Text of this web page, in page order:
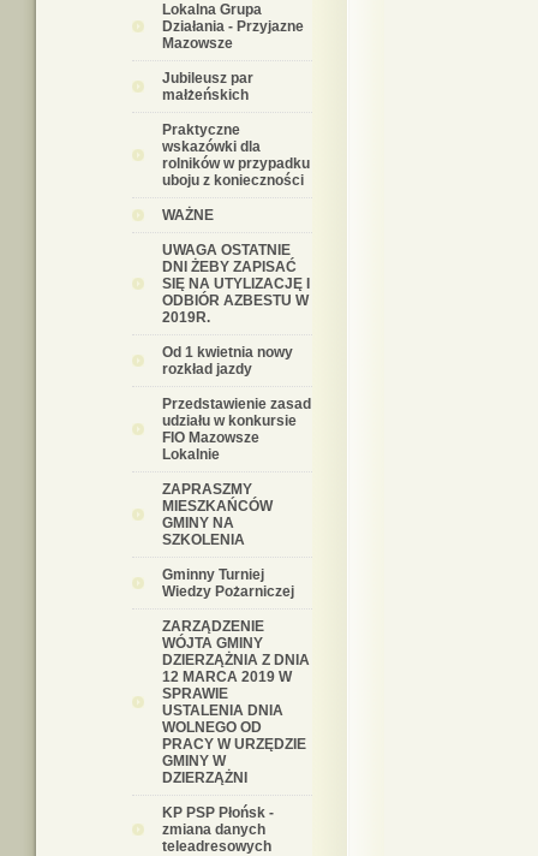
Lokalna Grupa
Działania - Przyjazne
Mazowsze
Jubileusz par
małżeńskich
Praktyczne
wskazówki dla
rolników w przypadku
uboju z konieczności
WAŻNE
UWAGA OSTATNIE
DNI ŻEBY ZAPISAĆ
SIĘ NA UTYLIZACJĘ I
ODBIÓR AZBESTU W
2019R.
Od 1 kwietnia nowy
rozkład jazdy
Przedstawienie zasad
udziału w konkursie
FIO Mazowsze
Lokalnie
ZAPRASZMY
MIESZKAŃCÓW
GMINY NA
SZKOLENIA
Gminny Turniej
Wiedzy Pożarniczej
ZARZĄDZENIE
WÓJTA GMINY
DZIERZĄŻNIA Z DNIA
12 MARCA 2019 W
SPRAWIE
USTALENIA DNIA
WOLNEGO OD
PRACY W URZĘDZIE
GMINY W
DZIERZĄŻNI
KP PSP Płońsk -
zmiana danych
teleadresowych